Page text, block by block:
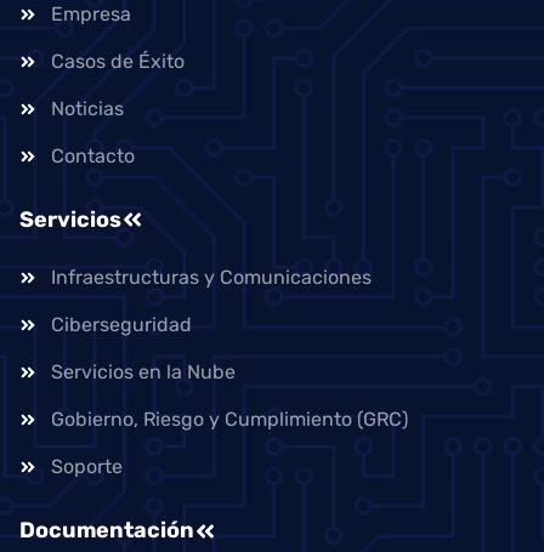
Empresa
Casos de Éxito
Noticias
Contacto
Servicios
Infraestructuras y Comunicaciones
Ciberseguridad
Servicios en la Nube
Gobierno, Riesgo y Cumplimiento (GRC)
Soporte
Documentación